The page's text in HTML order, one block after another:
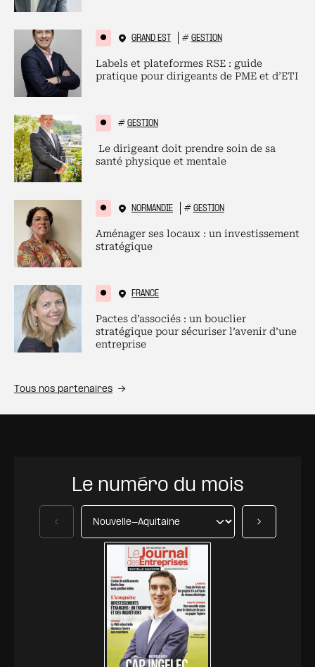
GRAND EST # GESTION
Labels et plateformes RSE : guide
pratique pour dirigeants de PME et d’ETI
# GESTION
Le dirigeant doit prendre soin de sa
santé physique et mentale
NORMANDIE # GESTION
Aménager ses locaux : un investissement
stratégique
FRANCE
Pactes d’associés : un bouclier
stratégique pour sécuriser l’avenir d’une
entreprise
Tous nos partenaires
Le numéro du mois
Précédent Suivant